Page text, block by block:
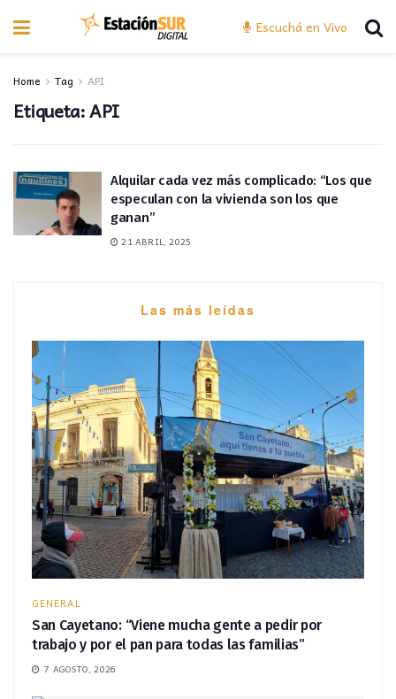
Escuchá en Vivo
Home Tag API
Etiqueta:API
Alquilar cada vez más complicado: “Los que
especulan con la vivienda son los que
ganan”
21 ABRIL, 2025
Las más leídas
GENERAL
San Cayetano: “Viene mucha gente a pedir por
trabajo y por el pan para todas las familias”
7 AGOSTO, 2026